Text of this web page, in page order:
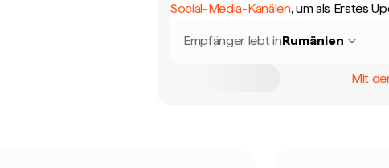
Social-Media-Kanälen, um als Erstes
Empfänger lebt inRumänien
Mit